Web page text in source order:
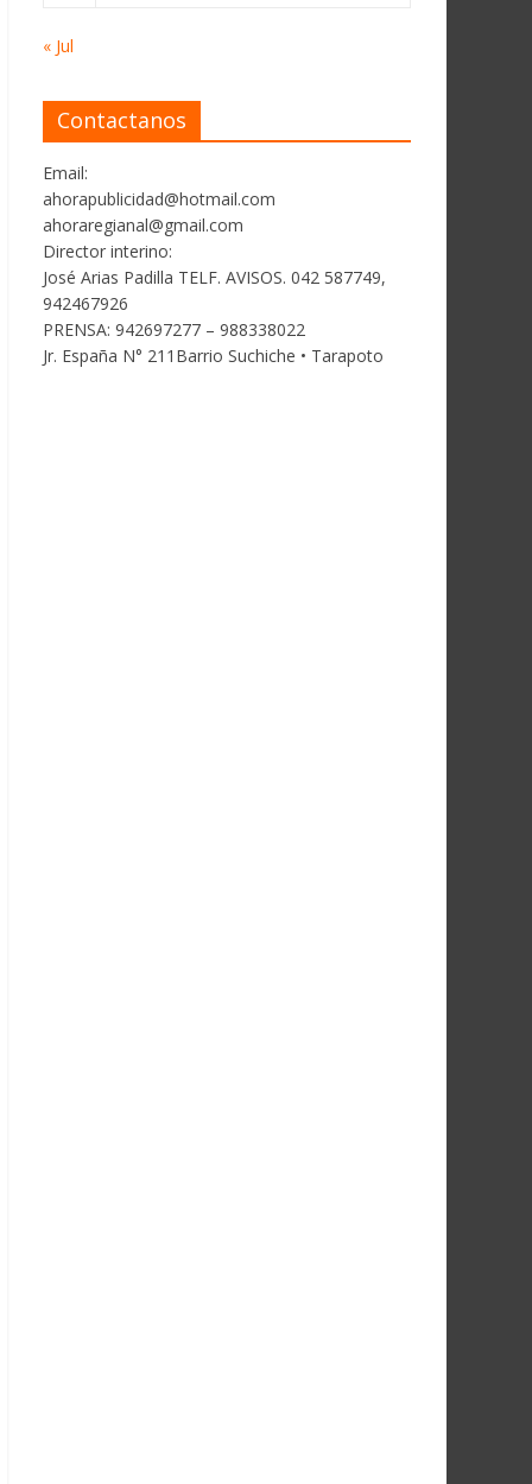
« Jul
Contactanos
Email:
ahorapublicidad@hotmail.com
ahoraregianal@gmail.com
Director interino:
José Arias Padilla TELF. AVISOS. 042 587749,
942467926
PRENSA: 942697277 – 988338022
Jr. España N° 211Barrio Suchiche • Tarapoto